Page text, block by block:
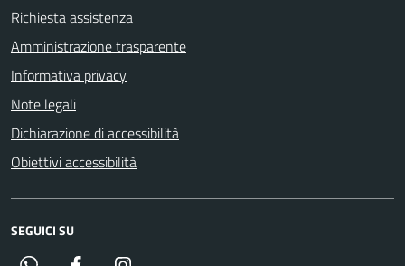
Richiesta assistenza
Amministrazione trasparente
Informativa privacy
Note legali
Dichiarazione di accessibilità
Obiettivi accessibilità
SEGUICI SU